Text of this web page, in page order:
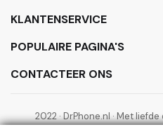
KLANTENSERVICE
POPULAIRE PAGINA'S
CONTACTEER ONS
2022 · DrPhone.nl · Met